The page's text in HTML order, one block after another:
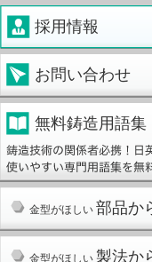
採用情報
お問い合わせ
無料鋳造用語集
金型がほしい 部品か
金型がほしい 製法か